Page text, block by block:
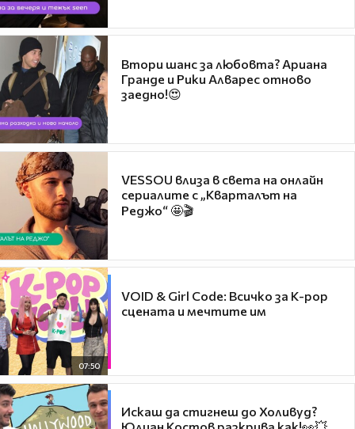
Втори шанс за любовта? Ариана
Гранде и Рики Алварес отново
заедно!😍
VESSOU влиза в света на онлайн
сериалите с „Кварталът на
Реджо“ 🤩🎬
07:50
VOID & Girl Code: Всичко за K-pop
сцената и мечтите им
Искаш да стигнеш до Холивуд?